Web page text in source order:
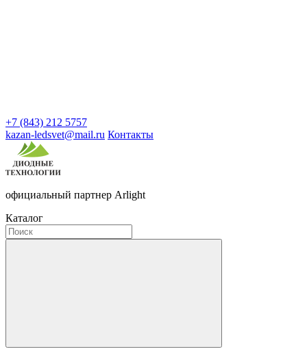
+7 (843) 212 5757
kazan-ledsvet@mail.ru Контакты
официальный партнер Arlight
Каталог